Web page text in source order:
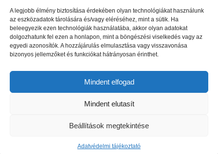
A legjobb élmény biztosítása érdekében olyan technológiákat használunk
az eszközadatok tárolására és/vagy eléréséhez, mint a sütik. Ha
beleegyezik ezen technológiák használatába, akkor olyan adatokat
dolgozhatunk fel ezen a honlapon, mint a böngészési viselkedés vagy az
egyedi azonosítók. A hozzájárulás elmulasztása vagy visszavonása
bizonyos jellemzőket és funkciókat hátrányosan érinthet.
Mindent elfogad
Mindent elutasít
Beállítások megtekintése
Adatvédelmi tájékoztató
Adatkezelési tájékoztató
Süti tájékoztató Impresszum